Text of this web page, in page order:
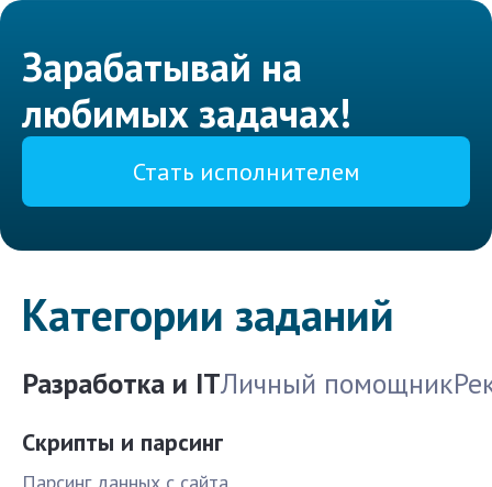
Зарабатывай на
любимых задачах!
Стать исполнителем
Категории заданий
Разработка и ITЛичный помощник
Скрипты и парсинг